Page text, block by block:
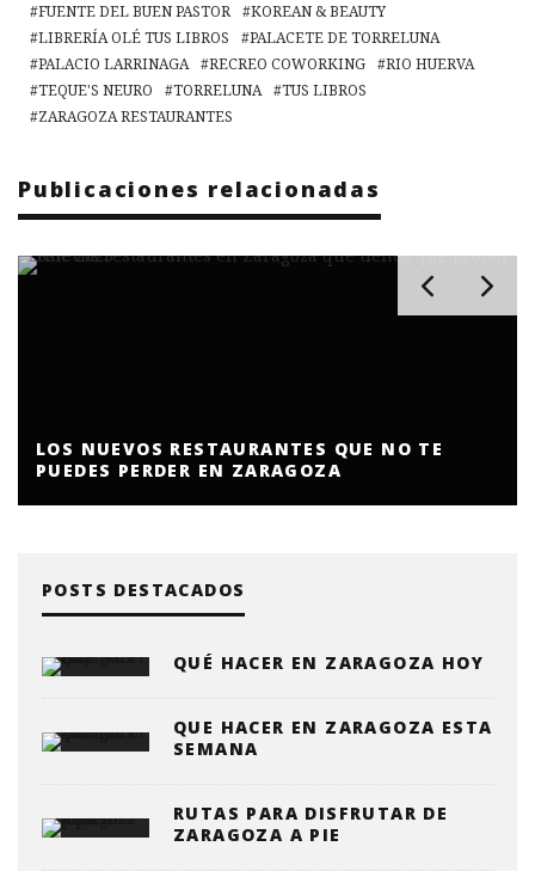
FUENTE DEL BUEN PASTOR
KOREAN & BEAUTY
LIBRERÍA OLÉ TUS LIBROS
PALACETE DE TORRELUNA
PALACIO LARRINAGA
RECREO COWORKING
RIO HUERVA
TEQUE'S NEURO
TORRELUNA
TUS LIBROS
ZARAGOZA RESTAURANTES
Publicaciones relacionadas
LOS MEJORES RESTAURANTES PARA CENAR DE
ZARAGOZA
POSTS DESTACADOS
QUÉ HACER EN ZARAGOZA HOY
QUE HACER EN ZARAGOZA ESTA
SEMANA
RUTAS PARA DISFRUTAR DE
ZARAGOZA A PIE